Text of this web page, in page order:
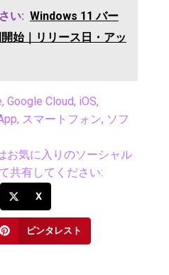
い: Windows 11 バー
始｜リリース日・アッ
, Google Cloud, iOS,
, スマートフォン, ソフ
お気に入りのソーシャル
共有してください:
X
ピンタレスト